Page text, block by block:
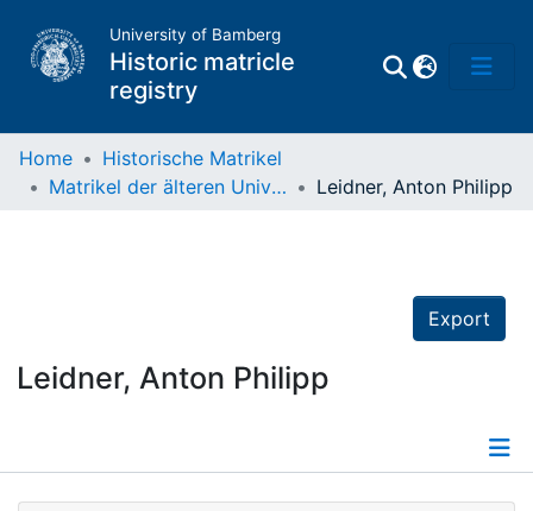
University of Bamberg
Historic matricle
registry
Home
Historische Matrikel
Matrikel der älteren Universität
Leidner, Anton Philipp
Export
Leidner, Anton Philipp
Details